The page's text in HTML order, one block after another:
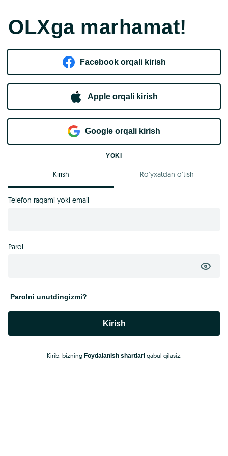
OLXga marhamat!
Facebook orqali kirish​
Apple orqali kirish
Goo​g​le orqali kirish
YOKI
Kirish Ro‘yxatdan o‘tish
Telefon raqami yoki email
Parol
Parolni unutdingizmi?
Kirish
Kirib, bizning Foydalanish shartlariqabul qilasiz.